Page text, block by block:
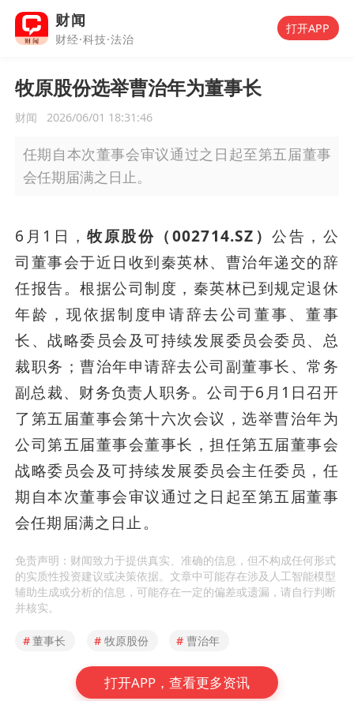
财闻
财经·科技·法治
打开APP
牧原股份选举曹治年为董事长
财闻 2026/06/01 18:31:46
任期自本次董事会审议通过之日起至第五届董事
会任期届满之日止。
6月1日，牧原股份（002714.SZ）公告，公
司董事会于近日收到秦英林、曹治年递交的辞
任报告。根据公司制度，秦英林已到规定退休
年龄，现依据制度申请辞去公司董事、董事
长、战略委员会及可持续发展委员会委员、总
裁职务；曹治年申请辞去公司副董事长、常务
副总裁、财务负责人职务。公司于6月1日召开
了第五届董事会第十六次会议，选举曹治年为
公司第五届董事会董事长，担任第五届董事会
战略委员会及可持续发展委员会主任委员，任
期自本次董事会审议通过之日起至第五届董事
会任期届满之日止。
免责声明：财闻致力于提供真实、准确的信息，但不构成任何形式
的实质性投资建议或决策依据。文章中可能存在涉及人工智能模型
辅助生成或分析的信息，可能存在一定的偏差或遗漏，请自行判断
并核实。
#董事长 # 牧原股份 # 曹治年
打开APP，查看更多资讯